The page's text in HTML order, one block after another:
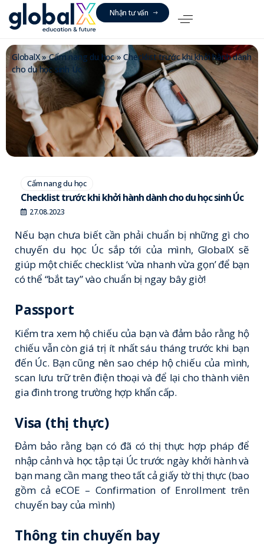
Nhận tưvấn
GlobalX»Cẩm nang du học»Checklist trước khi khởi hành dành
cho du học sinh Úc
Cẩm nang du học
Checklist trước khi khởi hành dành cho du học sinh Úc
27.08.2023
Nếu bạn chưa biết cần phải chuẩn bị những gì cho
chuyến du học Úc sắp tới của mình, GlobalX sẽ
giúp một chiếc checklist ‘vừa nhanh vừa gọn’ để bạn
có thể “bắt tay” vào chuẩn bị ngay bây giờ!
Passport
Kiểm tra xem hộ chiếu của bạn và đảm bảo rằng hộ
chiếu vẫn còn giá trị ít nhất sáu tháng trước khi bạn
đến Úc. Bạn cũng nên sao chép hộ chiếu của mình,
scan lưu trữ trên điện thoại và để lại cho thành viên
gia đình trong trường hợp khẩn cấp.
Visa (thị thực)
Đảm bảo rằng bạn có đã có thị thực hợp pháp để
nhập cảnh và học tập tại Úc trước ngày khởi hành và
bạn mang cần mang theo tất cả giấy tờ thị thực (bao
gồm cả eCOE – Confirmation of Enrollment trên
chuyến bay của mình)
Thông tin chuyến bay